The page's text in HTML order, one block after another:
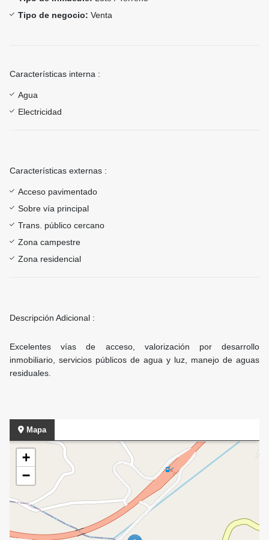
Tipo de negocio: Venta
Características interna :
Agua
Electricidad
Características externas :
Acceso pavimentado
Sobre vía principal
Trans. público cercano
Zona campestre
Zona residencial
Descripción Adicional :
Excelentes vías de acceso, valorización por desarrollo
inmobiliario, servicios públicos de agua y luz, manejo de aguas
residuales.
Mapa
+
−